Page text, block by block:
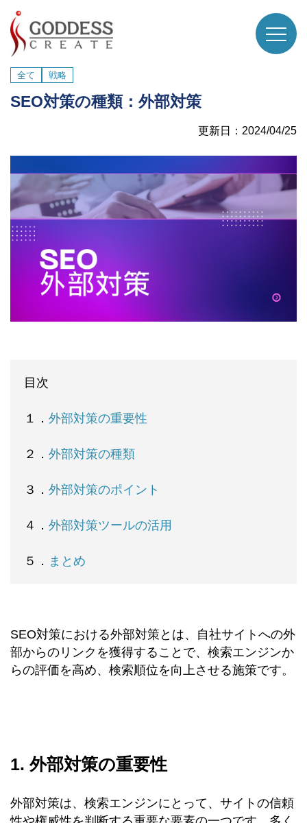
全て 戦略
SEO対策の種類：外部対策
更新日：2024/04/25
目次
１． 外部対策の重要性
２． 外部対策の種類
３． 外部対策のポイント
４． 外部対策ツールの活用
５． まとめ
SEO対策における外部対策とは、自社サイトへの外
部からのリンクを獲得することで、検索エンジンか
らの評価を高め、検索順位を向上させる施策です。
1. 外部対策の重要性
外部対策は、検索エンジンにとって、サイトの信頼